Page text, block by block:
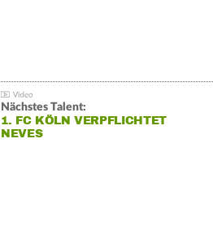
Nächstes Talent:
1. FC KÖLN VERPFLICHTET
NEVES